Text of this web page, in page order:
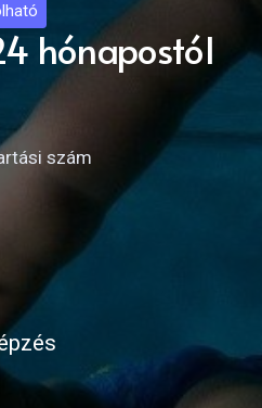
hónapostól
szám